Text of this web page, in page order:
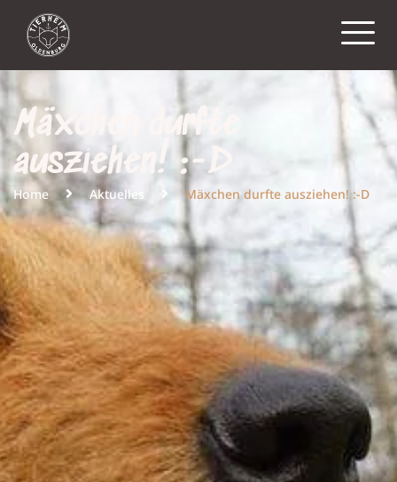
Mäxchen durfte
ausziehen! :-D
Home Aktuelles Mäxchen durfte ausziehen! :-D